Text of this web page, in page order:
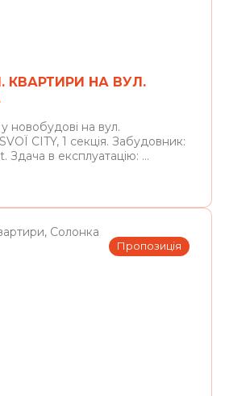
КВАРТИРИ НА ВУЛ.
новобудові на вул.
CITY, 1 секція. Забудовник:
Здача в експлуатацію: ...
Пропозиція